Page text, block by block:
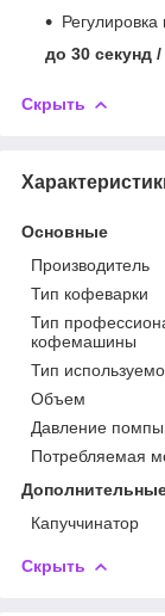
до 30 секунд
Скрыть
Основные
Производитель
Тип кофеварки
Тип
кофемашины
Тип
Объем
Давление помпы
Потребляемая
Капуччинатор
Скрыть